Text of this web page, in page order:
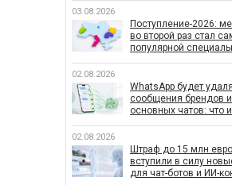
03.08.2026
Поступление-2026:
во второй раз стал
популярной
рекордным за
02.08.2026
WhatsApp будет
сообщения брендов
основных чатов: что
02.08.2026
Штраф до 15 млн
вступили в силу
для чат-ботов и ИИ-